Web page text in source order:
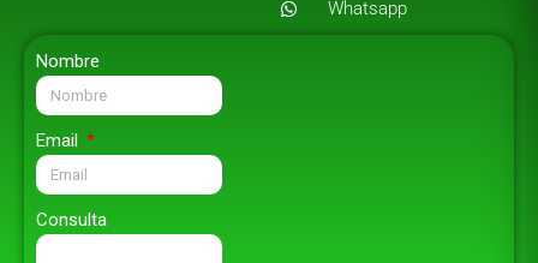
Whatsapp
Nombre
Email
Consulta